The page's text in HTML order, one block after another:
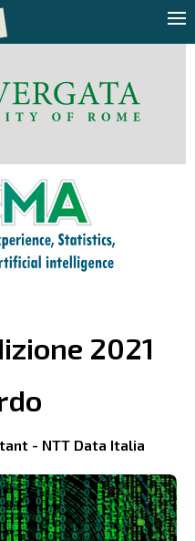
2021
- NTT Data Italia